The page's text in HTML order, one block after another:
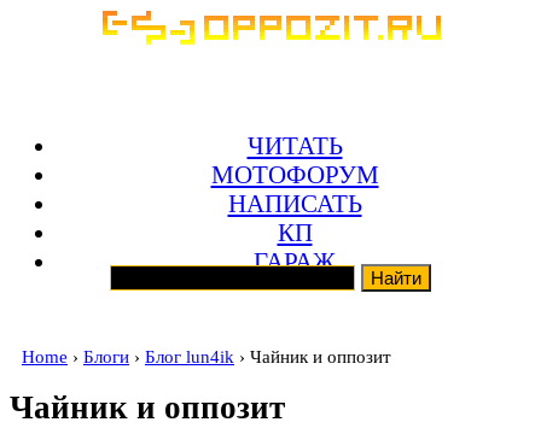
ЧИТАТЬ
МОТОФОРУМ
НАПИСАТЬ
КП
ГАРАЖ
Home › Блоги › Блог lun4ik › Чайник и оппозит
Чайник и оппозит